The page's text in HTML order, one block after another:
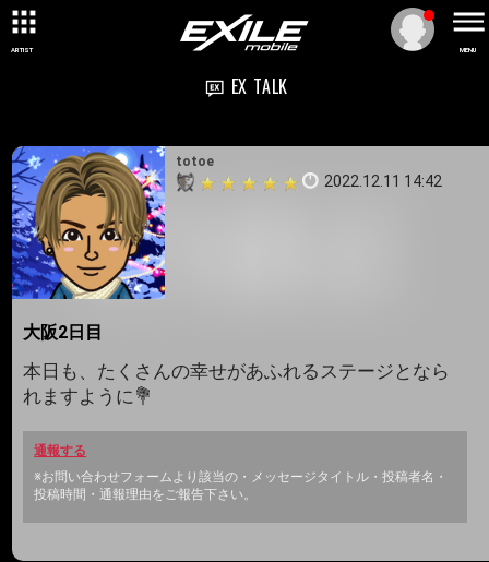
ARTIST MENU
EX TALK
totoe
2022.12.11 14:42
大阪2日目
本日も、たくさんの幸せがあふれるステージとなら
れますように💐
通報する
※お問い合わせフォームより該当の・メッセージタイトル・投稿者名・
投稿時間・通報理由をご報告下さい。